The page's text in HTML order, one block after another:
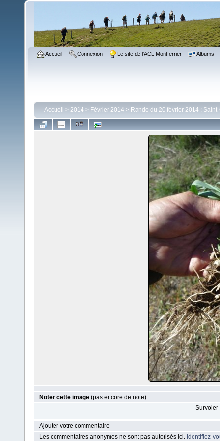
Accueil Connexion Le site de l'ACL Montferrier Albums
Accueil > 2014 > Février 2014 > Rando du 20 février 2014 :
Noter cette image (pas encore de note)
Survoler
Ajouter votre commentaire
Les commentaires anonymes ne sont pas autorisés ici. Identifiez-